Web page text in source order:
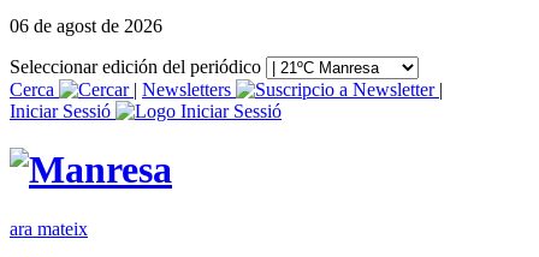
06 de agost de 2026
Seleccionar edición del periódico
Cerca
| Newsletters
|
Iniciar Sessió
ara mateix